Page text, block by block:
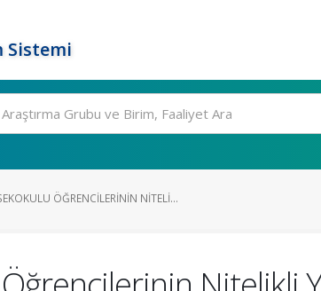
Sistemi
ÖĞRENCILERININ NITELI...